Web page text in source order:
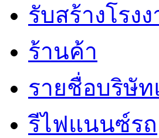
รับสร้างโรง
ร้านค้า
รายชื่อบริษั
รีไฟแนนซ์รถ